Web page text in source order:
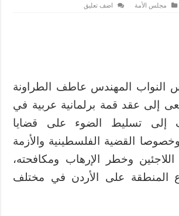
مجلس الأمة اضف تعليق
النواب المهندس عاطف الطراونة
إلى عقد قمة برلمانية عربية في
إلى تسليط الضوء على قضايا
القضية الفلسطينية والأزمة
وخطر الإرهاب ومكافحته،
المنطقة على الأردن في مختلف